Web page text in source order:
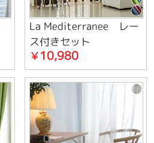
La Mediterranee レー
ス付きセット
￥10,980